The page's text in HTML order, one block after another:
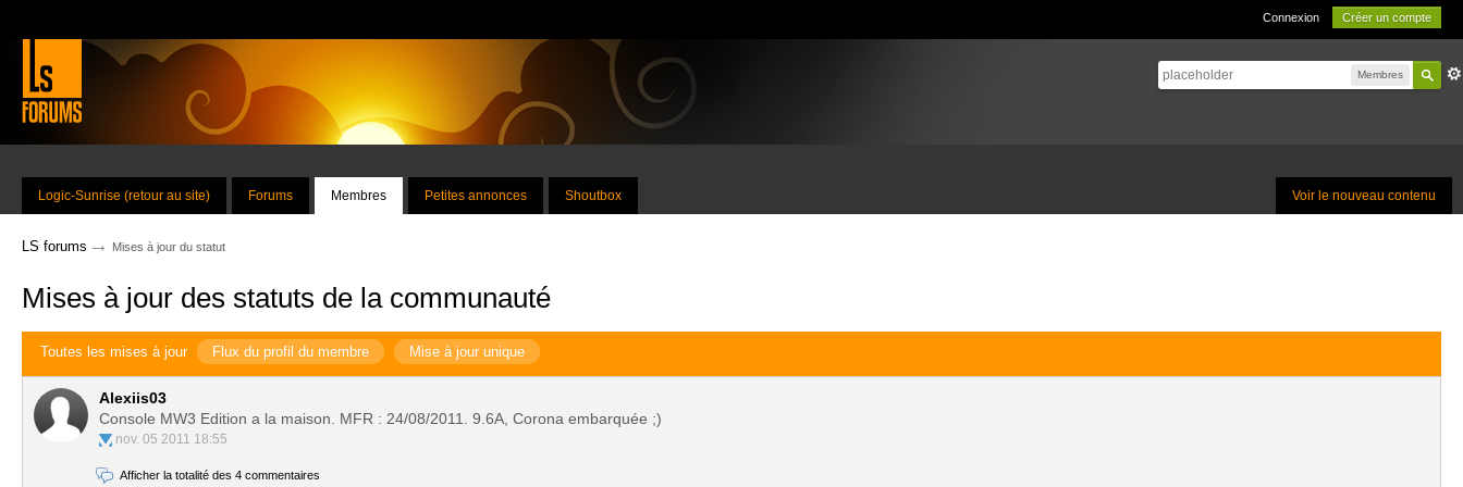
Connexion Créer un compte
Membres
Voir le nouveau contenu
Logic-Sunrise (retour au site) Forums Membres Petites annonces Shoutbox
LS forums → Mises à jour du statut
Mises à jour des statuts de la communauté
Toutes les mises à jour Flux du profil du membre Mise à jour unique
Alexiis03
Console MW3 Edition a la maison. MFR : 24/08/2011. 9.6A, Corona embarquée ;)
nov. 05 2011 18:55
Afficher la totalité des 4 commentaires